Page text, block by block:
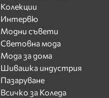
Колекции
Интервю
Модни съвети
Световна мода
Мода за дома
Шивашка индустрия
Пазаруване
Всичко за Коледа